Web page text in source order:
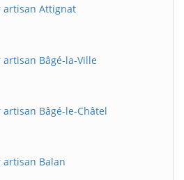
artisan Attignat
Bâgé-la-Ville
Bâgé-le-Châtel
Balan